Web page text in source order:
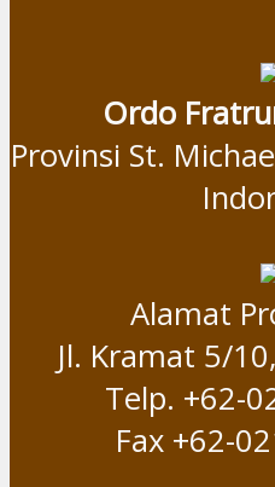
Ordo
Provinsi St.
Alamat
Jl. Kramat 5/
Telp. +62-
Fax +62-